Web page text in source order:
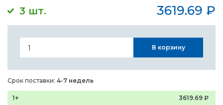
3 шт. 3619.69 ₽
В корзину
Срок поставки: 4-7 недель
1+ 3619.69 ₽